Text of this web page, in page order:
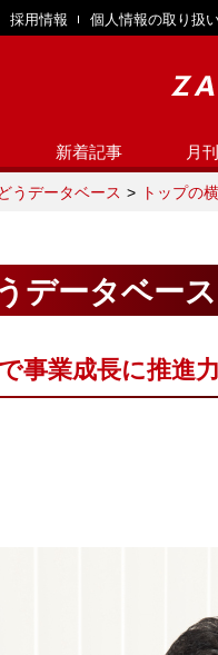
採用情報 個人情報の取り扱
新着記事 月
うデータベース トップの
データベース
事業成長に推進